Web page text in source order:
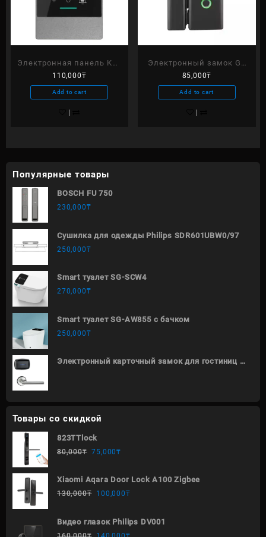
Электронная панель K2F
TTlock
110,000₸
Add to cart
Электронный замок G2
Ttlock для стеклянных
дверей
85,000₸
Add to cart
Популярные товары
BOSCH FU 750
230,000₸
Сушилка для одежды Philips SDR601UBW0/97
250,000₸
Smart туалет SG-SCW4
270,000₸
Smart туалет SG-AW855 с бачком
250,000₸
Электронный карточный замок для гостиниц и
Товары со скидкой
823TTlock
80,000₸ 75,000₸
Xiaomi Aqara Door Lock A100 Zigbee
130,000₸ 100,000₸
Видео глазок Philips DV001